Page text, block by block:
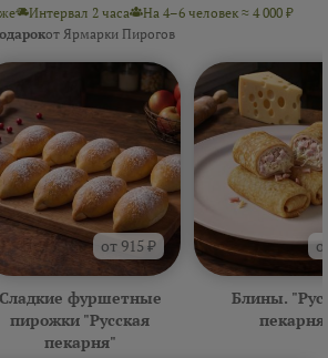
Интервал 2 часа
На 4–6 человек ≈ 4 000 ₽
от Ярмарки Пирогов
от 915 ₽
Сладкие фуршетные
пирожки "Русская
пекарня"
Блины.